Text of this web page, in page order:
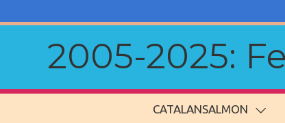
2005-2025:
CATALANSALMON